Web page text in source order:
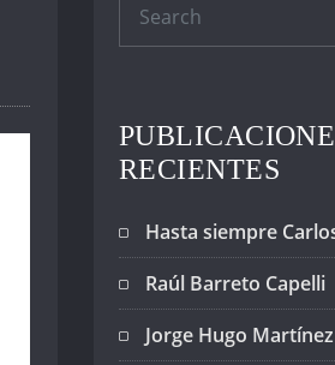
RECIENTES
Hasta siempre
Raúl Barreto Capelli
Jorge Hugo